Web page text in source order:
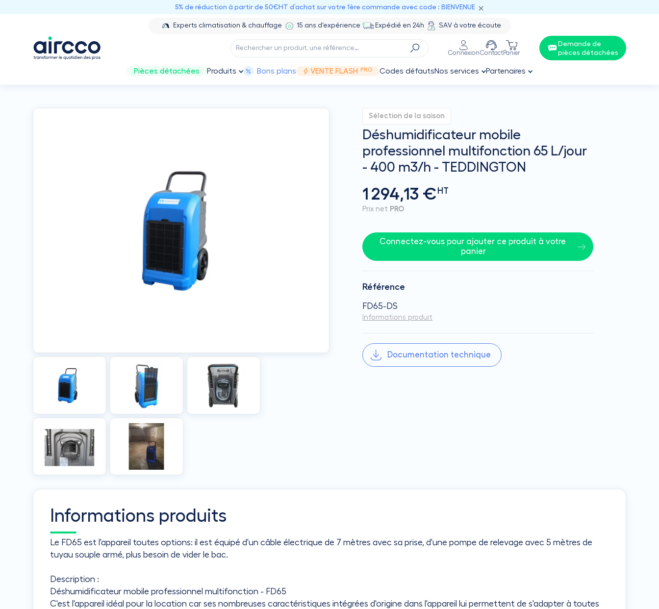
5% de réduction à partir de 50€HT d’achat sur votre 1ère commande avec code : BIENVENUE
Experts climatisation & chauffage 15 ans d'expérience Expédié en 24h SAV à votre écoute
ConnexionContactPanier
Demande de
pièces détachées
Pièces détachées Produits Bons plans VENTE FLASH PRO Codes défautsNos services Partenaires
Sélection de la saison
Déshumidificateur mobile
professionnel multifonction 65 L/jour
- 400 m3/h - TEDDINGTON
1 294,13 € HT
Prix net PRO
Connectez-vous pour ajouter ce produit à votre
panier
Référence
FD65-DS
Informations produit
Documentation technique
Informations produits
Le FD65 est l'appareil toutes options: il est équipé d'un câble électrique de 7 mètres avec sa prise, d'une pompe de relevage avec 5 mètres de
tuyau souple armé, plus besoin de vider le bac.
Description :
Déshumidificateur mobile professionnel multifonction - FD65
C'est l'appareil idéal pour la location car ses nombreuses caractéristiques intégrées d'origine dans l'appareil lui permettent de s'adapter à toutes